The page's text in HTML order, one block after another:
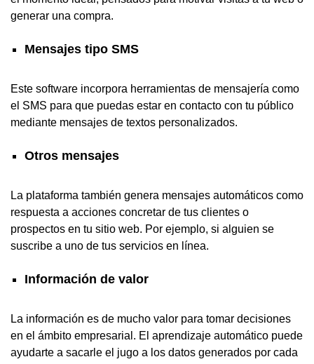
generar una compra.
Mensajes tipo SMS
Este software incorpora herramientas de mensajería como
el SMS para que puedas estar en contacto con tu público
mediante mensajes de textos personalizados.
Otros mensajes
La plataforma también genera mensajes automáticos como
respuesta a acciones concretar de tus clientes o
prospectos en tu sitio web. Por ejemplo, si alguien se
suscribe a uno de tus servicios en línea.
Información de valor
La información es de mucho valor para tomar decisiones
en el ámbito empresarial. El aprendizaje automático puede
ayudarte a sacarle el jugo a los datos generados por cada